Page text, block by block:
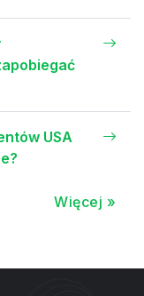
USA
Więcej »